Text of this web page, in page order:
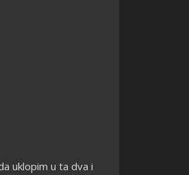
uklopim u ta dva i